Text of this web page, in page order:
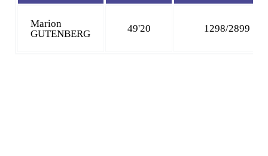
Marion
GUTENBERG
49'20 1298/2899